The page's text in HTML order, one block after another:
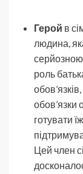
Герой в
людина,
роль
обов’язки
готувати
Цей член